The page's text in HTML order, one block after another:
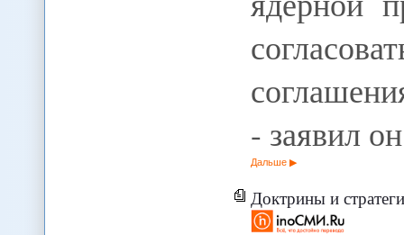
- заявил
Дальше
Доктрины и стратегии